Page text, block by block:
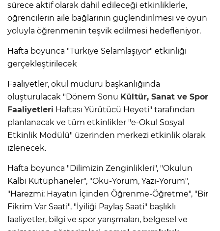
sürece aktif olarak dahil edileceği etkinliklerle,
öğrencilerin aile bağlarının güçlendirilmesi ve oyun
yoluyla öğrenmenin teşvik edilmesi hedefleniyor.
Hafta boyunca "Türkiye Selamlaşıyor" etkinliği
gerçekleştirilecek
Faaliyetler, okul müdürü başkanlığında
oluşturulacak "Dönem Sonu Kültür, Sanat ve Spor
Faaliyetleri Haftası Yürütücü Heyeti" tarafından
planlanacak ve tüm etkinlikler "e-Okul Sosyal
Etkinlik Modülü" üzerinden merkezi etkinlik olarak
izlenecek.
Hafta boyunca "Dilimizin Zenginlikleri", "Okulun
Kalbi Kütüphaneler", "Oku-Yorum, Yazı-Yorum",
"Harezmi: Hayatın İçinden Öğrenme-Öğretme", "Bir
Fikrim Var Saati", "İyiliği Paylaş Saati" başlıklı
faaliyetler, bilgi ve spor yarışmaları, belgesel ve